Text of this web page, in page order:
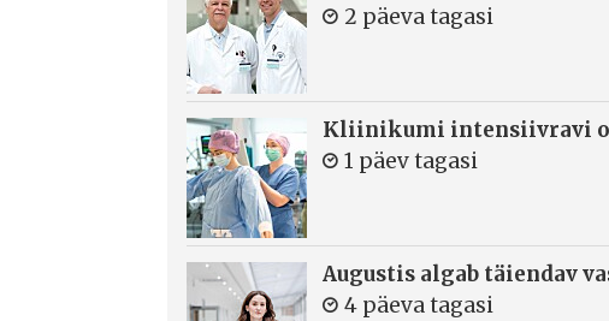
2 päeva tagasi
Kliinikumi intensiivravi
1 päev tagasi
Augustis algab täiendav
4 päeva tagasi